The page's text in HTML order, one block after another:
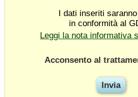
I dati inseriti
in conformità al
Leggi la nota informativa
Acconsento al